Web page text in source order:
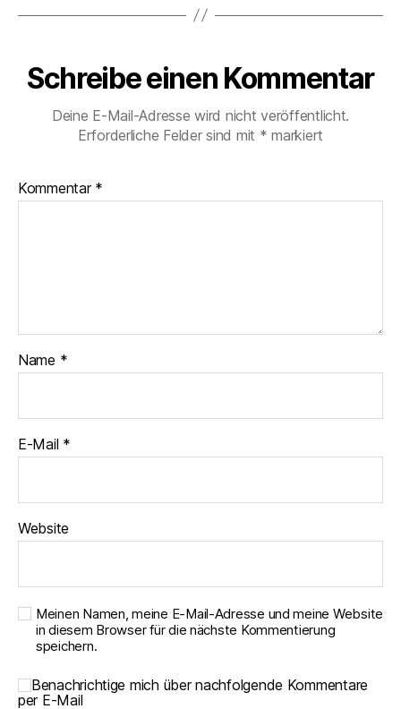
Schreibe einen Kommentar
Deine E-Mail-Adresse wird nicht veröffentlicht.
Erforderliche Felder sind mit * markiert
Kommentar *
Name *
E-Mail *
Website
Meinen Namen, meine E-Mail-Adresse und meine Website
in diesem Browser für die nächste Kommentierung
speichern.
Benachrichtige mich über nachfolgende Kommentare
per E-Mail